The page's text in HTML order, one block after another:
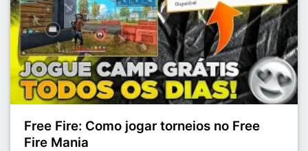
Free Fire: Como jogar torneios no Free
Fire Mania